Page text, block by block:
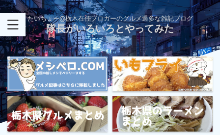
たいちょー@栃木在住ブロガーのグルメ過多な雑記ブログ
隊長がいろいろとやってみた